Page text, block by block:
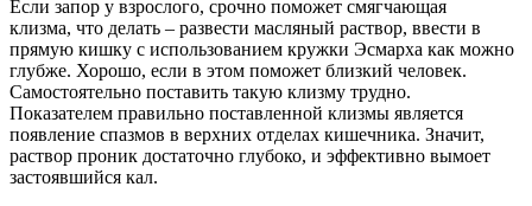
Если запор у взрослого, срочно поможет смягчающая
клизма, что делать – развести масляный раствор, ввести в
прямую кишку с использованием кружки Эсмарха как можно
глубже. Хорошо, если в этом поможет близкий человек.
Самостоятельно поставить такую клизму трудно.
Показателем правильно поставленной клизмы является
появление спазмов в верхних отделах кишечника. Значит,
раствор проник достаточно глубоко, и эффективно вымоет
застоявшийся кал.